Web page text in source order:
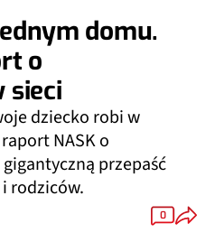
domu.
o
sieci
dziecko robi w
NASK o
przepaść
rodziców.
0